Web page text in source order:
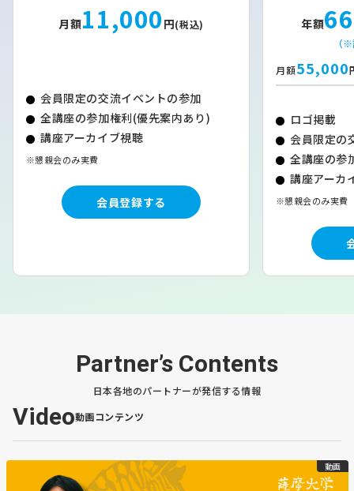
月額11,000 円(税込)
会員限定の交流イベントの参加
全講座の参加権利(優先案内あり)
講座アーカイブ視聴
※懇親会のみ実費
会員登録する
年額
（
月額55,000
ロゴ掲載
会員限定の
全講座の参
講座アーカ
※懇親会のみ実費
Partner’s Contents
日本各地のパートナーが発信する情報
Video動画コンテンツ
動画